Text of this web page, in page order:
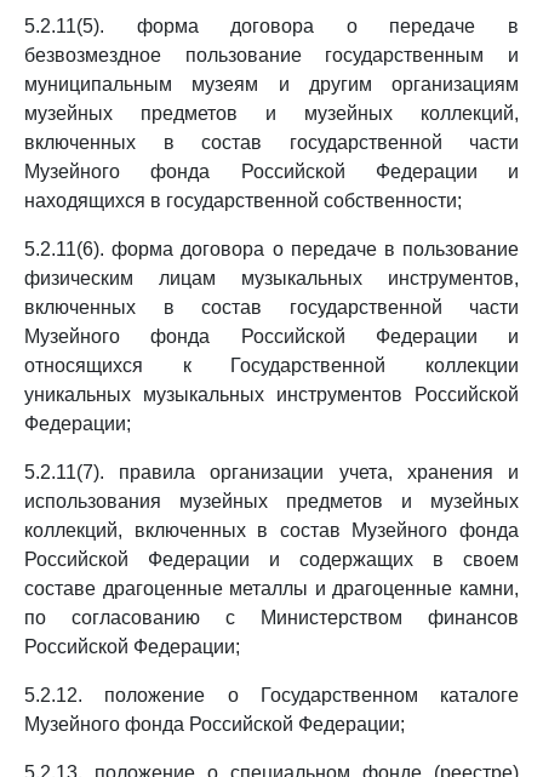
5.2.11(5). форма договора о передаче в
безвозмездное пользование государственным и
муниципальным музеям и другим организациям
музейных предметов и музейных коллекций,
включенных в состав государственной части
Музейного фонда Российской Федерации и
находящихся в государственной собственности;
5.2.11(6). форма договора о передаче в пользование
физическим лицам музыкальных инструментов,
включенных в состав государственной части
Музейного фонда Российской Федерации и
относящихся к Государственной коллекции
уникальных музыкальных инструментов Российской
Федерации;
5.2.11(7). правила организации учета, хранения и
использования музейных предметов и музейных
коллекций, включенных в состав Музейного фонда
Российской Федерации и содержащих в своем
составе драгоценные металлы и драгоценные камни,
по согласованию с Министерством финансов
Российской Федерации;
5.2.12. положение о Государственном каталоге
Музейного фонда Российской Федерации;
5.2.13. положение о специальном фонде (реестре)